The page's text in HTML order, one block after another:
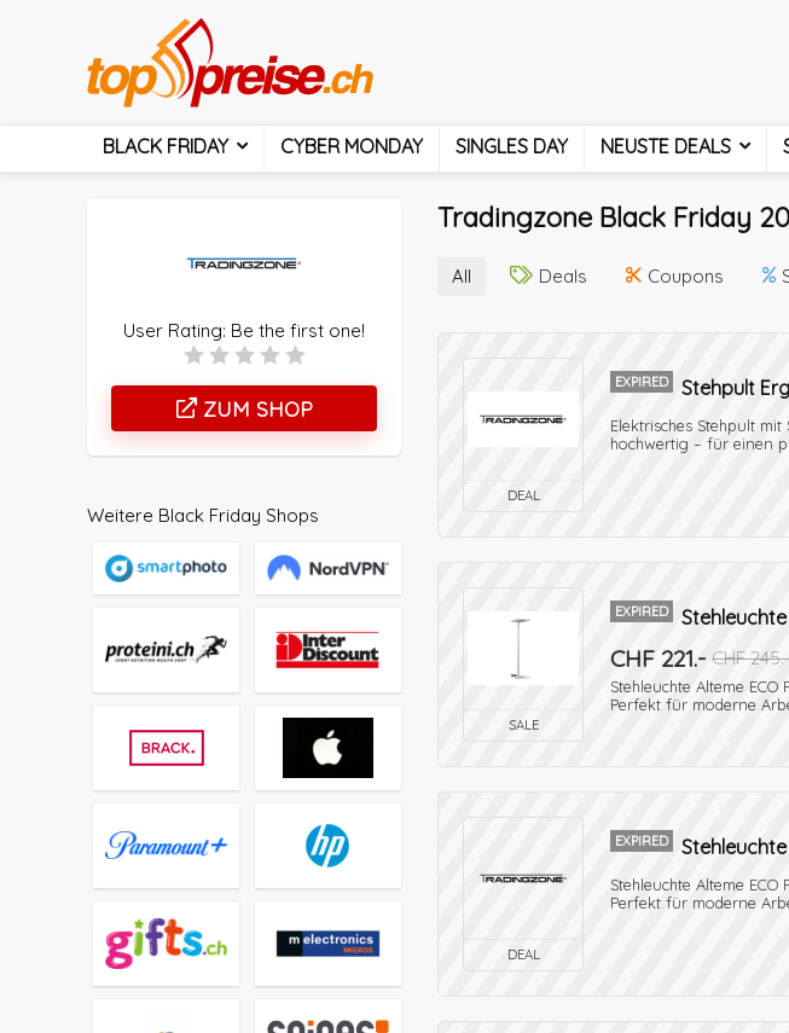
BLACK FRIDAY CYBER MONDAY SINGLES DAY NEUSTE DEALS
Tradingzone Black Friday
User Rating: Be the first one!
ZUM SHOP
All Deals Coupons
DEAL
EXPIRED Stehpult
Elektrisches Stehpult
hochwertig – für einen
SALE
EXPIRED
CHF 221.- CHF
Stehleuchte Alteme
Perfekt für moderne
DEAL
EXPIRED
Stehleuchte Alteme
Perfekt für moderne
Weitere Black Friday Shops